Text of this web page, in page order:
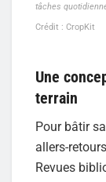
tâches
Crédit : CropKit
Une
terrain
Pour bâtir
allers-
Revues